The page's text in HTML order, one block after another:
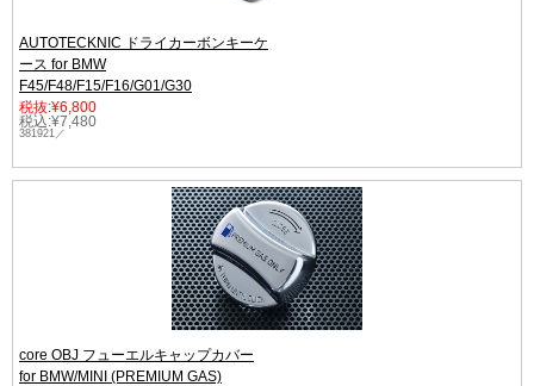
AUTOTECKNIC ドライカーボンキーケ
ース for BMW
F45/F48/F15/F16/G01/G30
税抜:¥6,800
税込:¥7,480
381921／
core OBJ フューエルキャップカバー
for BMW/MINI (PREMIUM GAS)